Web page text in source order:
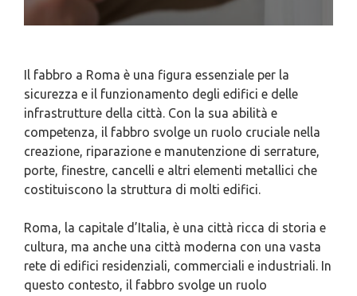
Il fabbro a Roma è una figura essenziale per la
sicurezza e il funzionamento degli edifici e delle
infrastrutture della città. Con la sua abilità e
competenza, il fabbro svolge un ruolo cruciale nella
creazione, riparazione e manutenzione di serrature,
porte, finestre, cancelli e altri elementi metallici che
costituiscono la struttura di molti edifici.
Roma, la capitale d’Italia, è una città ricca di storia e
cultura, ma anche una città moderna con una vasta
rete di edifici residenziali, commerciali e industriali. In
questo contesto, il fabbro svolge un ruolo